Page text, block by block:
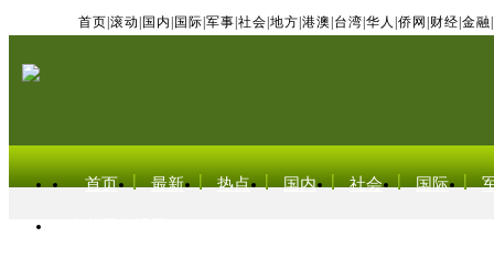
首页 滚动 国内 国际 军事 社会 地方 港澳 台湾 华人 侨网 财经 金融
首页 最新 热点 国内 社会 国际